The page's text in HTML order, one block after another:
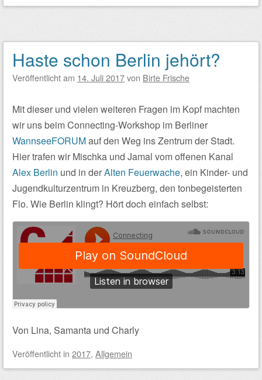
Haste schon Berlin jehört?
Veröffentlicht am 14. Juli 2017von Birte Frische
Mit dieser und vielen weiteren Fragen im Kopf machten
wir uns beim Connecting-Workshop im Berliner
WannseeFORUMauf den Weg ins Zentrum der Stadt.
Hier trafen wir Mischka und Jamal vom offenen Kanal
Alex Berlin und in derAlten Feuerwache, ein Kinder- und
Jugendkulturzentrum in Kreuzberg, den tonbegeisterten
Flo. Wie Berlin klingt? Hört doch einfach selbst:
Von Lina, Samanta und Charly
Veröffentlicht in 2017, Allgemein